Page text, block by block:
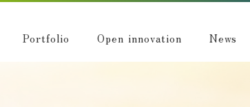
Portfolio Open innovation News